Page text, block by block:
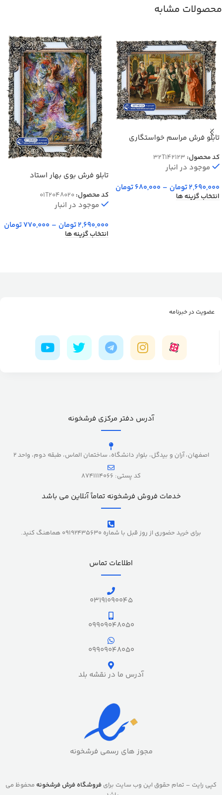
محصولات مشابه
تابلو فرش مراسم خواستگاری
کد محصول: 32T142123
موجود در انبار
2,690,000تومان –
680,000تومان
انتخاب گزینه ها
تابلو فرش بوی بهار استاد
کد محصول:01T2048020
موجود در انبار
2,690,000تومان –
770,000تومان
انتخاب گزینه ها
عضویت در خبرنامه
آدرس دفتر مرکزی فرشخونه
اصفهان، آران و بیدگل، بلوار دانشگاه، ساختمان الماس، طبقه دوم، واحد 2
کد پستی: 8741114066
خدمات فروش فرشخونه تماماً آنلاین می باشد
برای خرید حضوری از روز قبل با شماره 09192435630 هماهنگ کنید.
اطلاعات تماس
03191090045
09909048050
09909048050
آدرس ما در نقشه بلد
مجوز های رسمی فرشخونه
کپی رایت – تمام حقوق این وب سایت برای فروشگاه فرش فرشخونه محفوظ می